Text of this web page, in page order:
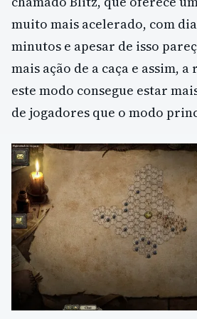
muito mais acelerado, com
minutos e apesar de isso
mais ação de a caça e assim,
este modo consegue estar
de jogadores que o modo